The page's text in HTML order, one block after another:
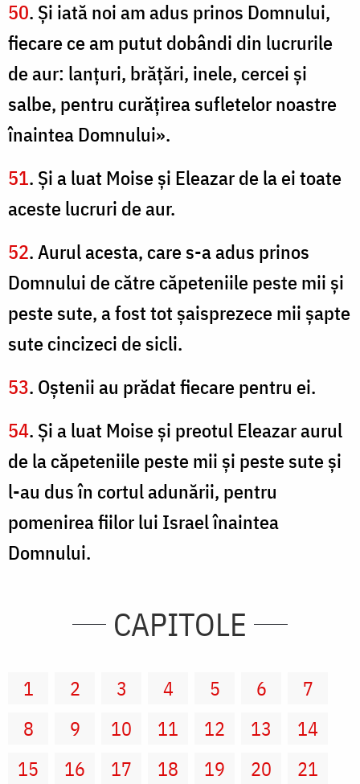
50. Şi iată noi am adus prinos Domnului,
fiecare ce am putut dobândi din lucrurile
de aur: lanţuri, brăţări, inele, cercei şi
salbe, pentru curăţirea sufletelor noastre
înaintea Domnului».
51. Şi a luat Moise şi Eleazar de la ei toate
aceste lucruri de aur.
52. Aurul acesta, care s-a adus prinos
Domnului de către căpeteniile peste mii şi
peste sute, a fost tot şaisprezece mii şapte
sute cincizeci de sicli.
53. Oştenii au prădat fiecare pentru ei.
54. Şi a luat Moise şi preotul Eleazar aurul
de la căpeteniile peste mii şi peste sute şi
l-au dus în cortul adunării, pentru
pomenirea fiilor lui Israel înaintea
Domnului.
CAPITOLE
1 2 3 4 5 6
7
8
9 10 11 12 13
14
15
16 17 18 19 20
21